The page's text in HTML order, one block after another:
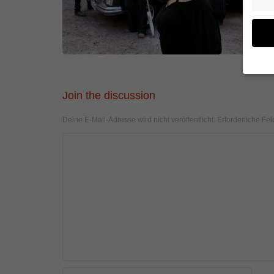
Join the discussion
Deine E-Mail-Adresse wird nicht veröffentlicht. Erforderliche
Wir